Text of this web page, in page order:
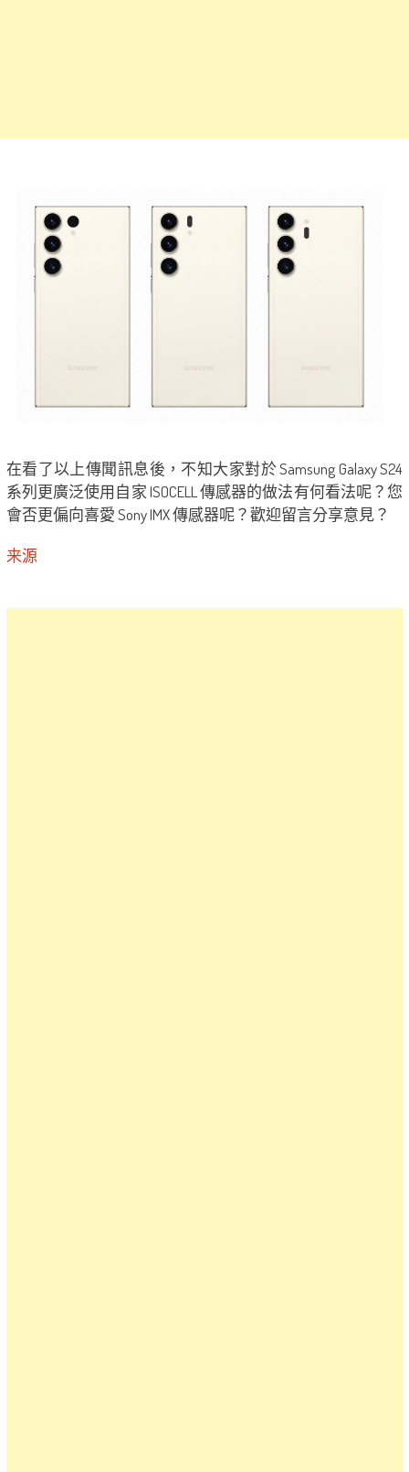
在看了以上傳聞訊息後，不知大家對於 Samsung Galaxy S24
系列更廣泛使用自家 ISOCELL 傳感器的做法有何看法呢？您
會否更偏向喜愛 Sony IMX 傳感器呢？歡迎留言分享意見？
来源